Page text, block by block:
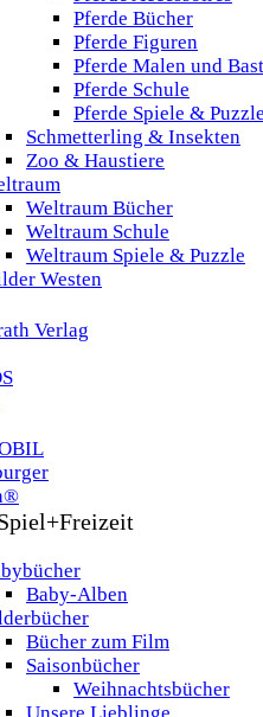
Pferde Bücher
Pferde Figuren
Pferde Malen und
Pferde Schule
Pferde Spiele &
Schmetterling & Insekten
Zoo & Haustiere
Weltraum Bücher
Weltraum Schule
Weltraum Spiele & Puzzle
Westen
Verlag
Baby-Alben
Bücher zum Film
Saisonbücher
Weihnachtsbücher